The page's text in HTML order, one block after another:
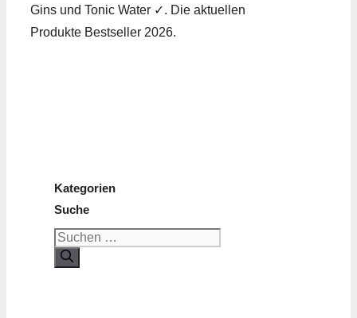
Gins und Tonic Water ✓. Die aktuellen
Produkte Bestseller 2026.
Kategorien
Suche
Suchen
nach: